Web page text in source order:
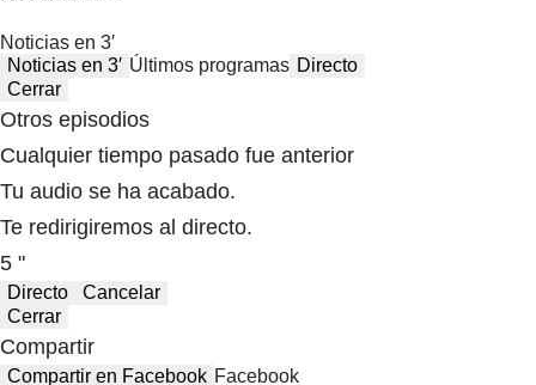
Noticias en 3′
Noticias en 3′ Últimos programas Directo
Cerrar
Otros episodios
Cualquier tiempo pasado fue anterior
Tu audio se ha acabado.
Te redirigiremos al directo.
5 "
Directo
Cancelar
Cerrar
Compartir
Compartir en Facebook Facebook